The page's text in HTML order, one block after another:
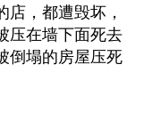
店，都遭毁坏，
压在墙下面死去
倒塌的房屋压死